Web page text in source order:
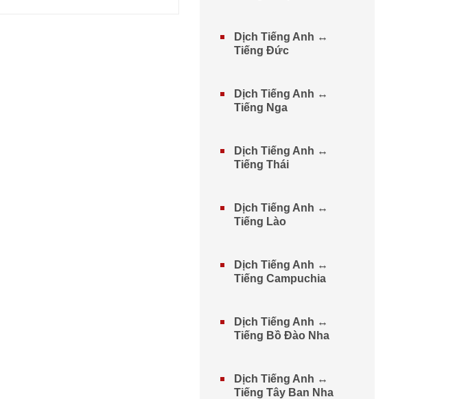
Dịch Tiếng Anh ↔
Tiếng Đức
Dịch Tiếng Anh ↔
Tiếng Nga
Dịch Tiếng Anh ↔
Tiếng Thái
Dịch Tiếng Anh ↔
Tiếng Lào
Dịch Tiếng Anh ↔
Tiếng Campuchia
Dịch Tiếng Anh ↔
Tiếng Bồ Đào Nha
Dịch Tiếng Anh ↔
Tiếng Tây Ban Nha